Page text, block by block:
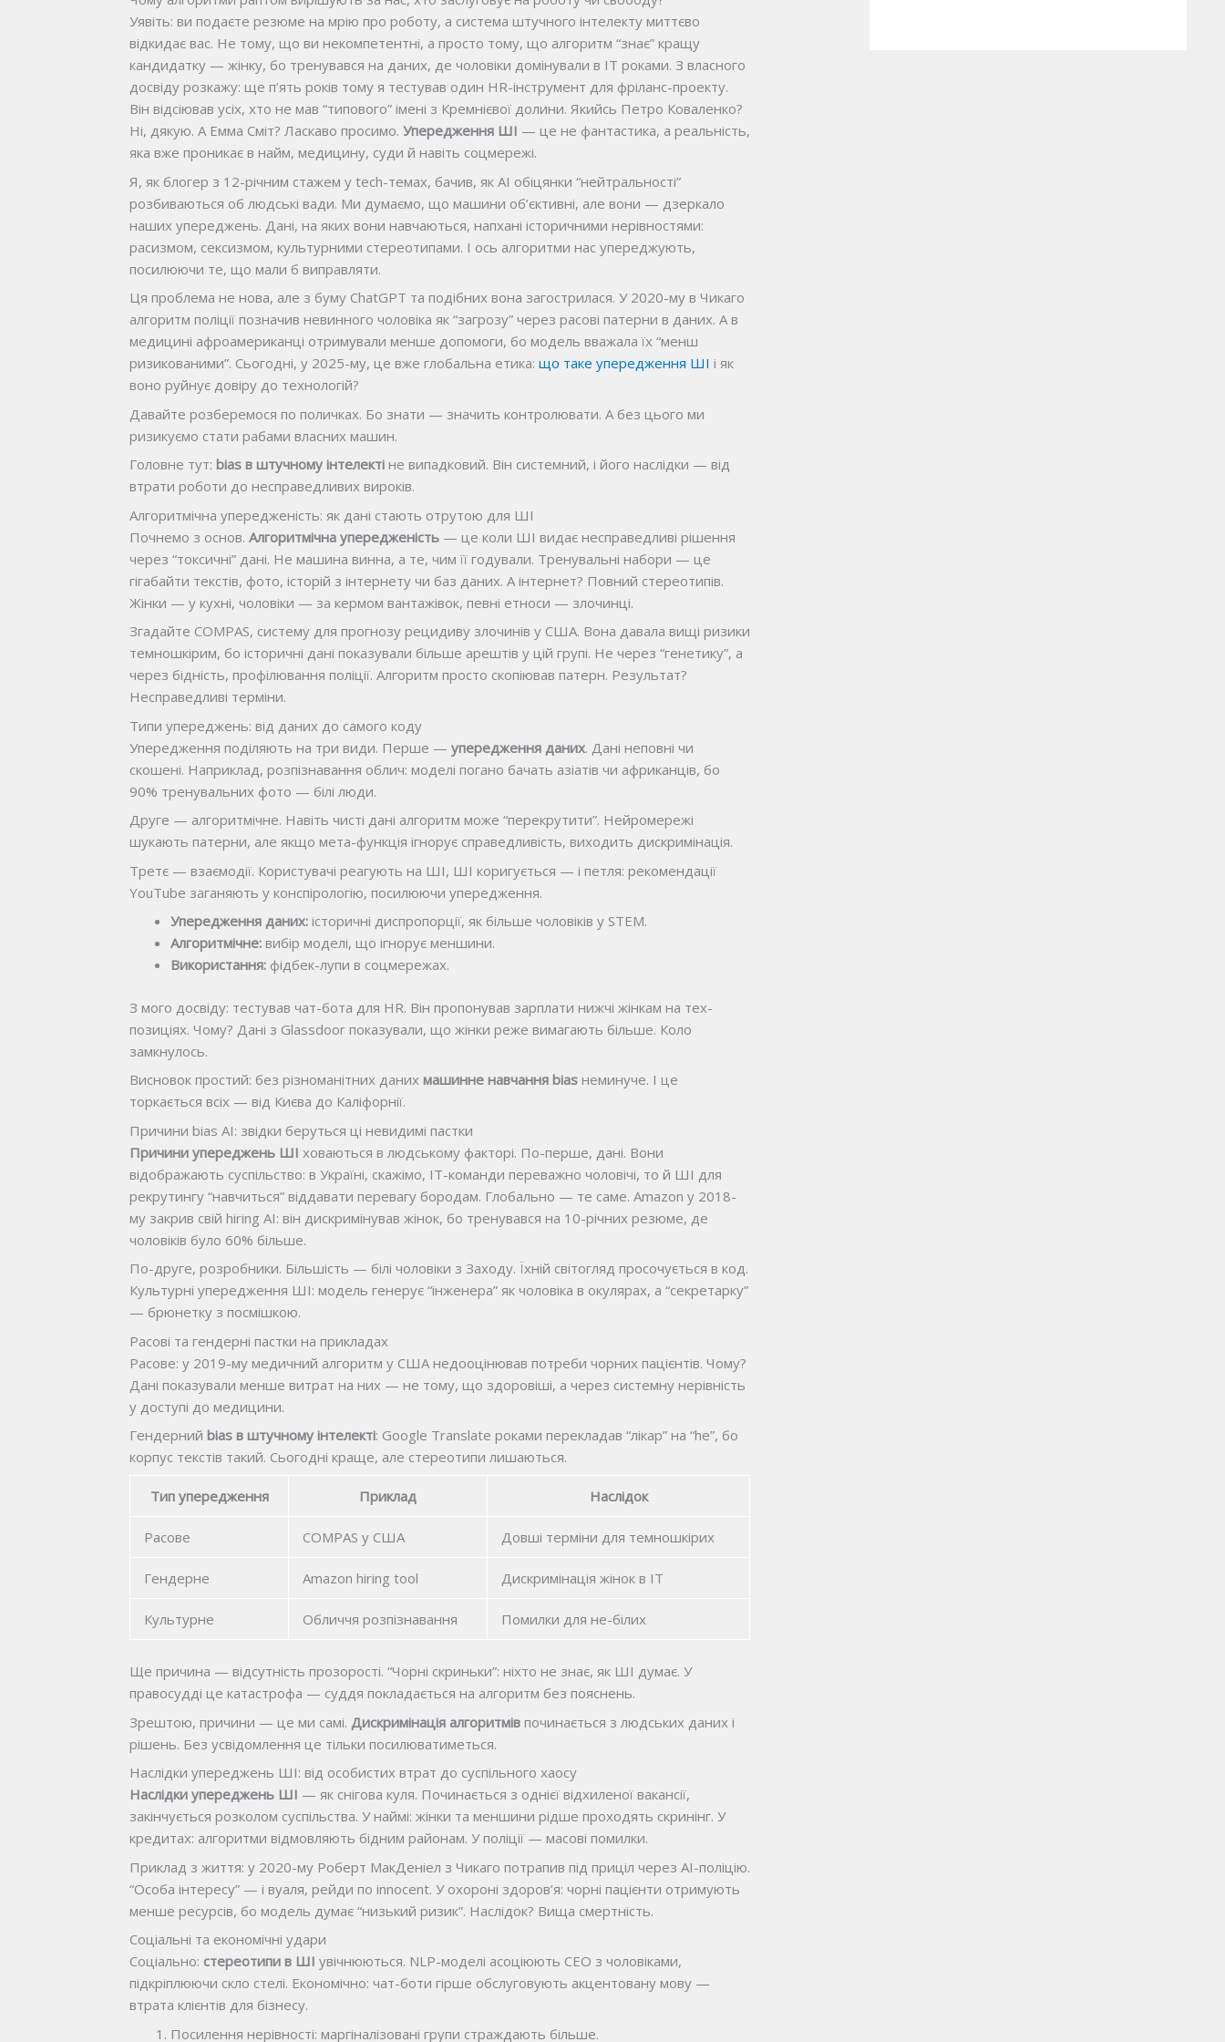
Уявіть: ви подаєте резюме на мрію про роботу, а система штучного інтелекту миттєво
відкидає вас. Не тому, що ви некомпетентні, а просто тому, що алгоритм “знає” кращу
кандидатку — жінку, бо тренувався на даних, де чоловіки домінували в IT роками. З власного
досвіду розкажу: ще п’ять років тому я тестував один HR-інструмент для фріланс-проекту.
Він відсіював усіх, хто не мав “типового” імені з Кремнієвої долини. Якийсь Петро Коваленко?
Ні, дякую. А Емма Сміт? Ласкаво просимо.Упередження ШІ — це не фантастика, а реальність,
яка вже проникає в найм, медицину, суди й навіть соцмережі.
Я, як блогер з 12-річним стажем у tech-темах, бачив, як AI обіцянки “нейтральності”
розбиваються об людські вади. Ми думаємо, що машини об’єктивні, але вони — дзеркало
наших упереджень. Дані, на яких вони навчаються, напхані історичними нерівностями:
расизмом, сексизмом, культурними стереотипами. І ось алгоритми нас упереджують,
посилюючи те, що мали б виправляти.
Ця проблема не нова, але з буму ChatGPT та подібних вона загострилася. У 2020-му в Чикаго
алгоритм поліції позначив невинного чоловіка як “загрозу” через расові патерни в даних. А в
медицині афроамериканці отримували менше допомоги, бо модель вважала їх “менш
ризикованими”. Сьогодні, у 2025-му, це вже глобальна етика:що таке упередження ШІ і як
воно руйнує довіру до технологій?
Давайте розберемося по поличках. Бо знати — значить контролювати. А без цього ми
ризикуємо стати рабами власних машин.
Головне тут:bias в штучному інтелекті не випадковий. Він системний, і його наслідки — від
втрати роботи до несправедливих вироків.
Алгоритмічна упередженість: як дані стають отрутою для ШІ
Почнемо з основ.Алгоритмічна упередженість — це коли ШІ видає несправедливі рішення
через “токсичні” дані. Не машина винна, а те, чим її годували. Тренувальні набори — це
гігабайти текстів, фото, історій з інтернету чи баз даних. А інтернет? Повний стереотипів.
Жінки — у кухні, чоловіки — за кермом вантажівок, певні етноси — злочинці.
Згадайте COMPAS, систему для прогнозу рецидиву злочинів у США. Вона давала вищі ризики
темношкірим, бо історичні дані показували більше арештів у цій групі. Не через “генетику”, а
через бідність, профілювання поліції. Алгоритм просто скопіював патерн. Результат?
Несправедливі терміни.
Типи упереджень: від даних до самого коду
Упередження поділяють на три види. Перше —упередження даних. Дані неповні чи
скошені. Наприклад, розпізнавання облич: моделі погано бачать азіатів чи африканців, бо
90% тренувальних фото — білі люди.
Друге — алгоритмічне. Навіть чисті дані алгоритм може “перекрутити”. Нейромережі
шукають патерни, але якщо мета-функція ігнорує справедливість, виходить дискримінація.
Третє — взаємодії. Користувачі реагують на ШІ, ШІ коригується — і петля: рекомендації
YouTube заганяють у конспірологію, посилюючи упередження.
Упередження даних: історичні диспропорції, як більше чоловіків у STEM.
Алгоритмічне: вибір моделі, що ігнорує меншини.
Використання: фідбек-лупи в соцмережах.
З мого досвіду: тестував чат-бота для HR. Він пропонував зарплати нижчі жінкам на тех-
позиціях. Чому? Дані з Glassdoor показували, що жінки реже вимагають більше. Коло
замкнулось.
Висновок простий: без різноманітних данихмашинне навчання bias неминуче. І це
торкається всіх — від Києва до Каліфорнії.
Причини bias AI: звідки беруться ці невидимі пастки
Причини упереджень ШІ ховаються в людському факторі. По-перше, дані. Вони
відображають суспільство: в Україні, скажімо, IT-команди переважно чоловічі, то й ШІ для
рекрутингу “навчиться” віддавати перевагу бородам. Глобально — те саме. Amazon у 2018-
му закрив свій hiring AI: він дискримінував жінок, бо тренувався на 10-річних резюме, де
чоловіків було 60% більше.
По-друге, розробники. Більшість — білі чоловіки з Заходу. Їхній світогляд просочується в код.
Культурні упередження ШІ: модель генерує “інженера” як чоловіка в окулярах, а “секретарку”
— брюнетку з посмішкою.
Расові та гендерні пастки на прикладах
Расове: у 2019-му медичний алгоритм у США недооцінював потреби чорних пацієнтів. Чому?
Дані показували менше витрат на них — не тому, що здоровіші, а через системну нерівність
у доступі до медицини.
Гендернийbias в штучному інтелекті: Google Translate роками перекладав “лікар” на “he”, бо
корпус текстів такий. Сьогодні краще, але стереотипи лишаються.
Тип упередження Приклад Наслідок
Расове COMPAS у США Довші терміни для темношкірих
Гендерне Amazon hiring tool Дискримінація жінок в IT
Культурне Обличчя розпізнавання Помилки для не-білих
Ще причина — відсутність прозорості. “Чорні скриньки”: ніхто не знає, як ШІ думає. У
правосудді це катастрофа — суддя покладається на алгоритм без пояснень.
Зрештою, причини — це ми самі. Дискримінація алгоритмів починається з людських даних і
рішень. Без усвідомлення це тільки посилюватиметься.
Наслідки упереджень ШІ: від особистих втрат до суспільного хаосу
Наслідки упереджень ШІ — як снігова куля. Починається з однієї відхиленої вакансії,
закінчується розколом суспільства. У наймі: жінки та меншини рідше проходять скринінг. У
кредитах: алгоритми відмовляють бідним районам. У поліції — масові помилки.
Приклад з життя: у 2020-му Роберт МакДеніел з Чикаго потрапив під приціл через AI-поліцію.
“Особа інтересу” — і вуаля, рейди по innocent. У охороні здоров’я: чорні пацієнти отримують
менше ресурсів, бо модель думає “низький ризик”. Наслідок? Вища смертність.
Соціальні та економічні удари
Соціально: стереотипи в ШІ увічнюються. NLP-моделі асоціюють CEO з чоловіками,
підкріплюючи скло стелі. Економічно: чат-боти гірше обслуговують акцентовану мову —
втрата клієнтів для бізнесу.
Посилення нерівності: маргіналізовані групи страждають більше.